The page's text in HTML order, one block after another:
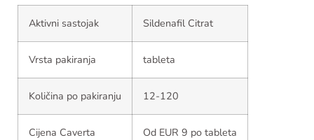
Aktivni sastojak Sildenafil Citrat
Vrsta pakiranja tableta
Količina po pakiranju 12-120
Cijena Caverta Od EUR 9 po tableta